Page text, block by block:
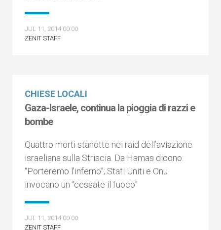
JUL 11, 2014 00:00
ZENIT STAFF
CHIESE LOCALI
Gaza-Israele, continua la pioggia di razzi e
bombe
Quattro morti stanotte nei raid dell’aviazione
israeliana sulla Striscia. Da Hamas dicono:
“Porteremo l’inferno”; Stati Uniti e Onu
invocano un “cessate il fuoco”
JUL 11, 2014 00:00
ZENIT STAFF